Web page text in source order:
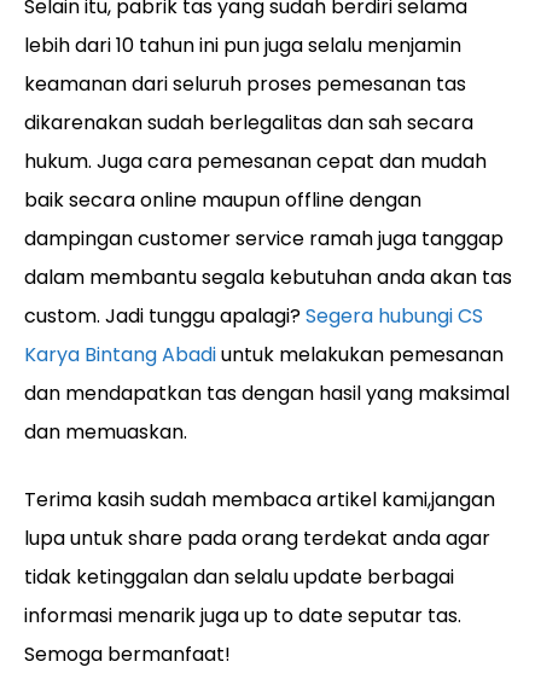
Selain itu, pabrik tas yang sudah berdiri selama
lebih dari 10 tahun ini pun juga selalu menjamin
keamanan dari seluruh proses pemesanan tas
dikarenakan sudah berlegalitas dan sah secara
hukum. Juga cara pemesanan cepat dan mudah
baik secara online maupun offline dengan
dampingan customer service ramah juga tanggap
dalam membantu segala kebutuhan anda akan tas
custom. Jadi tunggu apalagi?Segera hubungi CS
Karya Bintang Abadiuntuk melakukan pemesanan
dan mendapatkan tas dengan hasil yang maksimal
dan memuaskan.
Terima kasih sudah membaca artikel kami,jangan
lupa untuk share pada orang terdekat anda agar
tidak ketinggalan dan selalu update berbagai
informasi menarik juga up to date seputar tas.
Semoga bermanfaat!